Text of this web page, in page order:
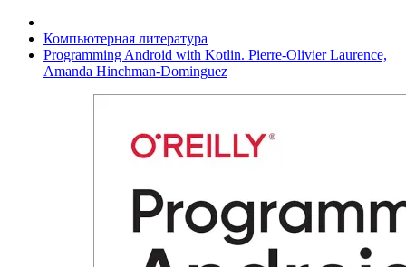
Компьютерная литература
Programming Android with Kotlin. Pierre-Olivier Laurence,
Amanda Hinchman-Dominguez